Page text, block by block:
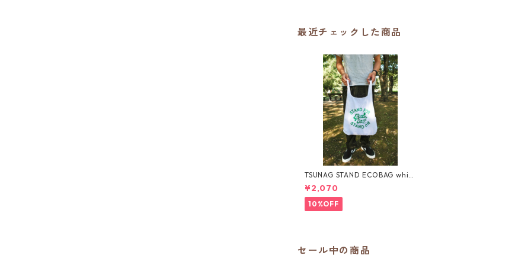
最近チェックした商品
TSUNAG STAND ECOBAG whit
e
¥2,070
10%OFF
セール中の商品